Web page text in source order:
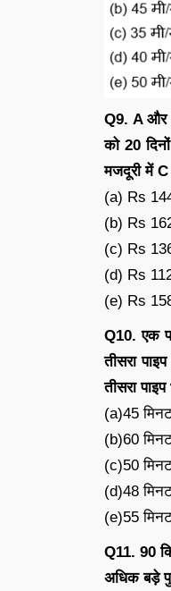
Q9. A और
को 20
मजदूरी में C
(a) Rs
(b) Rs
(c) Rs
(d) Rs
(e) Rs
Q10. एक
तीसरा
तीसरा
(a)45
(b)60
(c)50
(d)48
(e)55
Q11. 90
अधिक बड़े